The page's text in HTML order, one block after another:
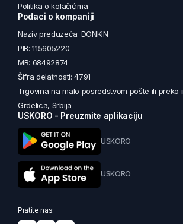
Politika o kolačićima
Podaci o kompaniji
Naziv preduzeća: DONKIN
PIB: 115605220
MB: 68492874
Šifra delatnosti: 4791
Trgovina na malo posredstvom pošte ili preko
Grdelica, Srbija
USKORO - Preuzmite aplikaciju
USKORO
USKORO
Pratite nas: